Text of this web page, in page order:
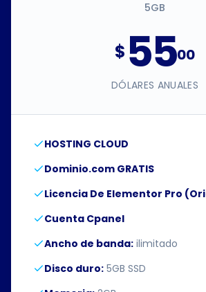
5GB
$ 5500
DÓLARES ANUALES
HOSTING CLOUD
Dominio.com GRATIS
Licencia De Elementor Pro
Cuenta Cpanel
Ancho de banda: ilimitado
Disco duro: 5GB SSD